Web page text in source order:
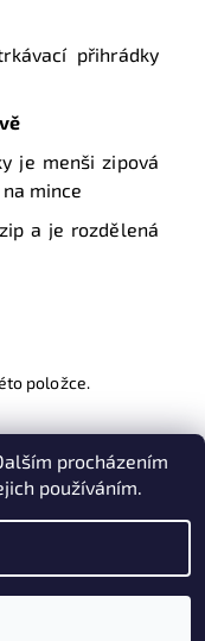
přihrádky
je menši zipová
mince
a je rozdělená
položce.
vyhrazena
procházením
používáním.